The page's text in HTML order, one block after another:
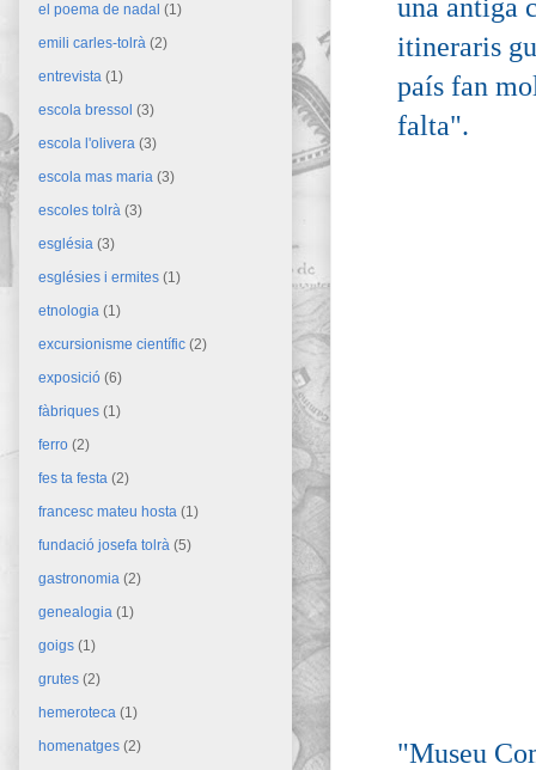
una antiga
itineraris
país fan
falta".
"Museu
el poema de nadal (1)
emili carles-tolrà (2)
entrevista (1)
escola bressol (3)
escola l'olivera (3)
escola mas maria (3)
escoles tolrà (3)
església (3)
esglésies i ermites (1)
etnologia (1)
excursionisme científic (2)
exposició (6)
fàbriques (1)
ferro (2)
fes ta festa (2)
francesc mateu hosta (1)
fundació josefa tolrà (5)
gastronomia (2)
genealogia (1)
goigs (1)
grutes (2)
hemeroteca (1)
homenatges (2)